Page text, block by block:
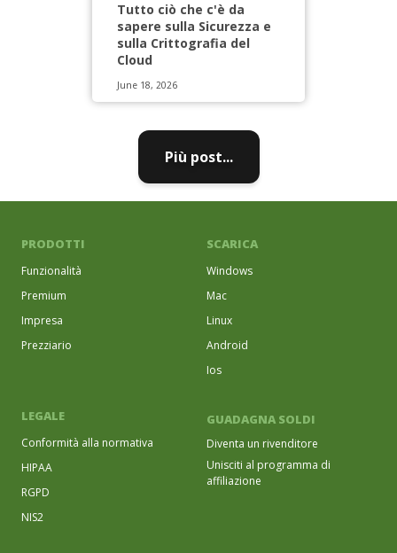
Tutto ciò che c'è da
sapere sulla Sicurezza e
sulla Crittografia del
Cloud
June 18, 2026
Più post...
PRODOTTI
Funzionalità
Premium
Impresa
Prezziario
SCARICA
Windows
Mac
Linux
Android
Ios
LEGALE
Conformità alla normativa
HIPAA
RGPD
NIS2
GUADAGNA SOLDI
Diventa un rivenditore
Unisciti al programma di
affiliazione